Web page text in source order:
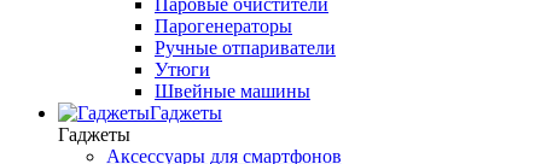
Паровые очистители
Парогенераторы
Ручные отпариватели
Утюги
Швейные машины
Гаджеты
Гаджеты
Аксессуары для смартфонов